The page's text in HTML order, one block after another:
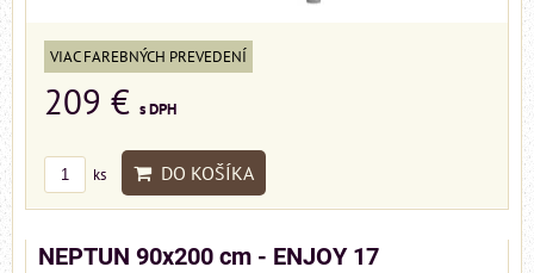
VIAC FAREBNÝCH PREVEDENÍ
209 € s DPH
ks DO KOŠÍKA
NEPTUN 90x200 cm - ENJOY 17